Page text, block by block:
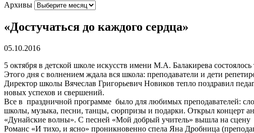
Архивы
«Достучаться до каждого сердца»
05.10.2016
5 октября в детской школе искусств имени М.А. Балакирева
Этого дня с волнением ждала вся школа: преподаватели и дети
Директор школы Вячеслав Григорьевич Новиков тепло поздравил
новых успехов и свершений.
Все в праздничной программе было для любимых преподавателей:
школы, музыка, песни, танцы, сюрпризы и подарки. Открыл концерт
«Дунайские волны». С песней «Мой добрый учитель» вышла на сцену
Романс «И тихо, и ясно» проникновенно спела Яна Дробница